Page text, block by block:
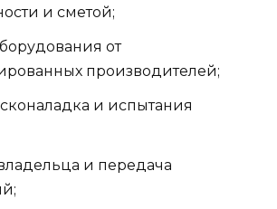
и сметой;
от
производителей;
и испытания
и передача